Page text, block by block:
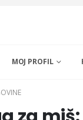
MOJ PROFIL